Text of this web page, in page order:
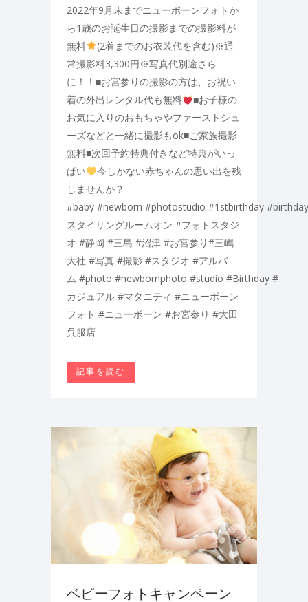
2022年9月末までニューボーンフォトか
ら1歳のお誕生日の撮影までの撮影料が
無料
(2着までのお衣装代を含む)※通
常撮影料3,300円※写真代別途さら
に！！■お宮参りの撮影の方は、お祝い
着の外出レンタル代も無料
■お子様の
お気に入りのおもちゃやファーストシュ
ーズなどと一緒に撮影もok■ご家族撮影
無料■次回予約特典付きなど特典がいっ
ぱい
今しかない赤ちゃんの思い出を残
しませんか？
#baby #newborn #photostudio #1stbirthday
スタイリングルームオン #フォトスタジ
オ #静岡 #三島 #沼津 #お宮参り#三嶋
大社 #写真 #撮影 #スタジオ #アルバ
ム #photo #newbornphoto #studio #Birthday #
カジュアル #マタニティ #ニューボーン
フォト #ニューボーン #お宮参り #大田
呉服店
記事を読む
ベビーフォトキャンペーン